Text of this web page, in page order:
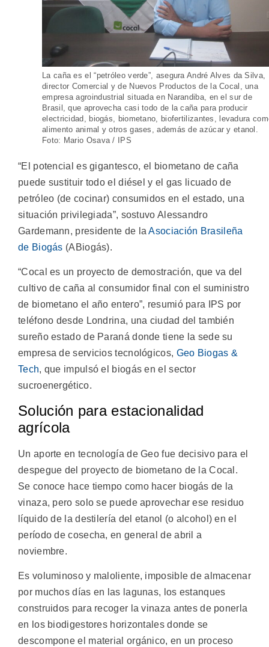
La caña es el “petróleo verde”, asegura André Alves da Silva,
director Comercial y de Nuevos Productos de la Cocal, una
empresa agroindustrial situada en Narandiba, en el sur de
Brasil, que aprovecha casi todo de la caña para producir
electricidad, biogás, biometano, biofertilizantes, levadura
alimento animal y otros gases, además de azúcar y etanol.
Foto: Mario Osava / IPS
“El potencial es gigantesco, el biometano de caña
puede sustituir todo el diésel y el gas licuado de
petróleo (de cocinar) consumidos en el estado, una
situación privilegiada”, sostuvo Alessandro
Gardemann, presidente de laAsociación Brasileña
de Biogás (ABiogás).
“Cocal es un proyecto de demostración, que va del
cultivo de caña al consumidor final con el suministro
de biometano el año entero”, resumió para IPS por
teléfono desde Londrina, una ciudad del también
sureño estado de Paraná donde tiene la sede su
empresa de servicios tecnológicos, Geo Biogas &
Tech, que impulsó el biogás en el sector
sucroenergético.
Solución para estacionalidad
agrícola
Un aporte en tecnología de Geo fue decisivo para el
despegue del proyecto de biometano de la Cocal.
Se conoce hace tiempo como hacer biogás de la
vinaza, pero solo se puede aprovechar ese residuo
líquido de la destilería del etanol (o alcohol) en el
período de cosecha, en general de abril a
noviembre.
Es voluminoso y maloliente, imposible de almacenar
por muchos días en las lagunas, los estanques
construidos para recoger la vinaza antes de ponerla
en los biodigestores horizontales donde se
descompone el material orgánico, en un proceso